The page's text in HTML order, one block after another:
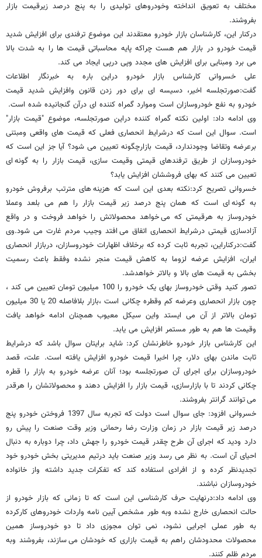
مختلف به تعویق انداخته وخودروهای تولیدی را به پنج درصد زیرقیمت بازار
بفروشند.
درکنار این، کارشناسان بازار خودرو معتقدند این موضوع ترفندی برای افزایش شدید
قیمت خودرو در بازار هم هست چراکه پایه محاسباتی قیمت ها را به شدت بالا
می برد ومبنایی برای افزایش های مجدد وپی درپی ایجاد می کند.
علی خسروانی کارشناس بازار خودرو دراین باره به خبرنگار اطلاعات
گفت:صورتجلسه اخیر، دسیسه ای برای دور زدن قانون وافزایش شدید قیمت
خودرو به نفع خودروسازان است وموارد گمراه کننده ای درآن گنجانیده شده است.
وی ادامه داد: اولین نکته گمراه کننده دراین صورتجلسه، موضوع "قیمت بازار"
است. سوال این است که درشرایط انحصاری فعلی که قیمت های واقعی ومبتنی
برعرضه وتقاضا وجودندارد، قیمت بازارچگونه تعیین می شود؟ آیا جز این است که
خودروسازان از طریق ترفندهای قیمتی وقیمت سازی، قیمت بازار را به گونه ای
تعیین می کنند که بهای فروششان افزایش یابد؟
خسروانی تصریح کرد:نکته بعدی این است که هزینه های مترتب برفروش خودرو
به گونه ای است که همان پنج درصد زیر قیمت بازار را هم می بلعد وعملا
خودروساز به هرقیمتی که می خواهد محصولاتش را خواهد فروخت و در واقع
آزادسازی قیمتی درشرایط انحصاری اتفاق می افتد وجیب مردم غارت می شود.وی
گفت:درکناراین، تجربه ثابت کرده که برخلاف اظهارات خودروسازان، دربازار انحصاری
ایران، افزایش عرضه لزوما به کاهش قیمت منجر نشده وفقط باعث رسمیت
بخشی به قیمت های بالا و بالاتر خواهدشد.
تصور کنید وقتی خودروساز بهای یک خودرو را 100 میلیون تومان تعیین می کند ،
چون بازار انحصاری وعرضه کم وقطره چکانی است ،بازار بلافاصله 20 یا 30 میلیون
تومان بالاتر از آن می ایستد واین سیکل معیوب همچنان ادامه خواهد یافت
وقیمت ها هم به طور مستمر افزایش می یابد.
این کارشناس بازار خودرو خاطرنشان کرد: شاید برایتان سوال باشد که درشرایط
ثابت ماندن بهای دلار، چرا اخیرا قیمت خودرو افزایش یافته است. علت، قصد
خودروسازان برای اجرای آن صورتجلسه بود؛ آنان عرضه خودرو به بازار را قطره
چکانی کردند تا با بازارسازی، قیمت بازار را افزایش دهند و محصولاتشان را هرقدر
می توانند گرانتر بفروشند.
خسروانی افزود: جای سوال است دولت که تجربه سال 1397 فروختن خودرو پنج
درصد زیر قیمت بازار در زمان وزارت رضا رحمانی وزیر وقت صنعت را پیش رو
دارد ودید که اجرای آن طرح چقدر قیمت خودرو را جهش داد، چرا دوباره به دنبال
احیای آن است. به نظر می رسد وزیر صنعت باید درتیم مدیریتی بخش خودرو خود
تجدیدنظر کرده و از افرادی استفاده کند که تفکرات جدید داشته واز خانواده
خودروسازان نباشند.
وی ادامه داد:درنهایت حرف کارشناسی این است که تا زمانی که بازار خودرو از
حالت انحصاری خارج نشده وبه طور مشخص آیین نامه واردات خودروهای کارکرده
به طور عملی اجرایی نشود، نمی توان مجوزی داد تا دو خودروساز همین
محصولات محدودشان راهم به قیمت بازاری که خودشان می سازند، بفروشند وبه
مردم ظلم کنند.